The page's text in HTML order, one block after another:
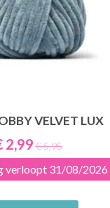
VELVET LUX
2,99 € 5,95
verloopt 31/08/2026